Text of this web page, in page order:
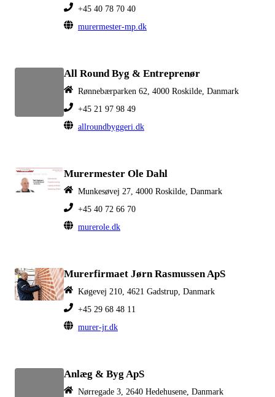
+45 40 78 70 40
murermester-mp.dk
All Round Byg & Entreprenør
Rønnebærparken 62, 4000 Roskilde, Danmark
+45 21 97 98 49
allroundbyggeri.dk
Murermester Ole Dahl
Munkesøvej 27, 4000 Roskilde, Danmark
+45 40 72 66 70
murerole.dk
Murerfirmaet Jørn Rasmussen ApS
Køgevej 210, 4621 Gadstrup, Danmark
+45 29 68 48 11
murer-jr.dk
Anlæg & Byg ApS
Nørregade 3, 2640 Hedehusene, Danmark